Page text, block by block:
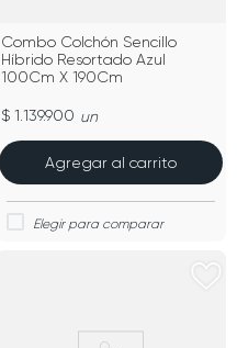
Combo Colchón Sencillo
Híbrido Resortado Azul
100Cm X 190Cm
$ 1.139.900 un
Agregar al carrito